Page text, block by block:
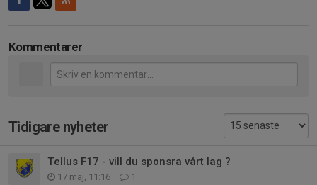
Kommentarer
Tidigare nyheter
Tellus F17 - vill du sponsra vårt lag ?
17 maj, 11:16 1